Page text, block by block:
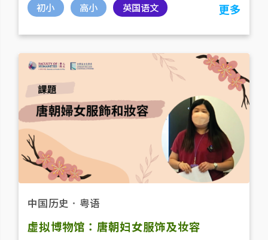
初小 高小 英国语文 更多
中国历史 ． 粤语
虚拟博物馆：唐朝妇女服饰及妆容